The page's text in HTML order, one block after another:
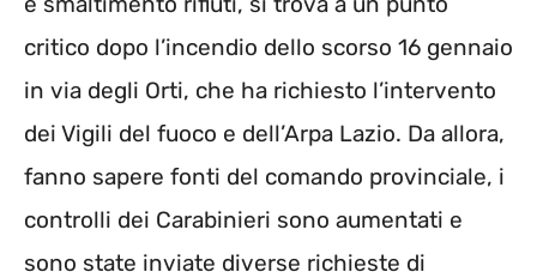
critico dopo l’incendio dello scorso 16 gennaio
in via degli Orti, che ha richiesto l’intervento
dei Vigili del fuoco e dell’Arpa Lazio. Da allora,
fanno sapere fonti del comando provinciale, i
controlli dei Carabinieri sono aumentati e
sono state inviate diverse richieste di